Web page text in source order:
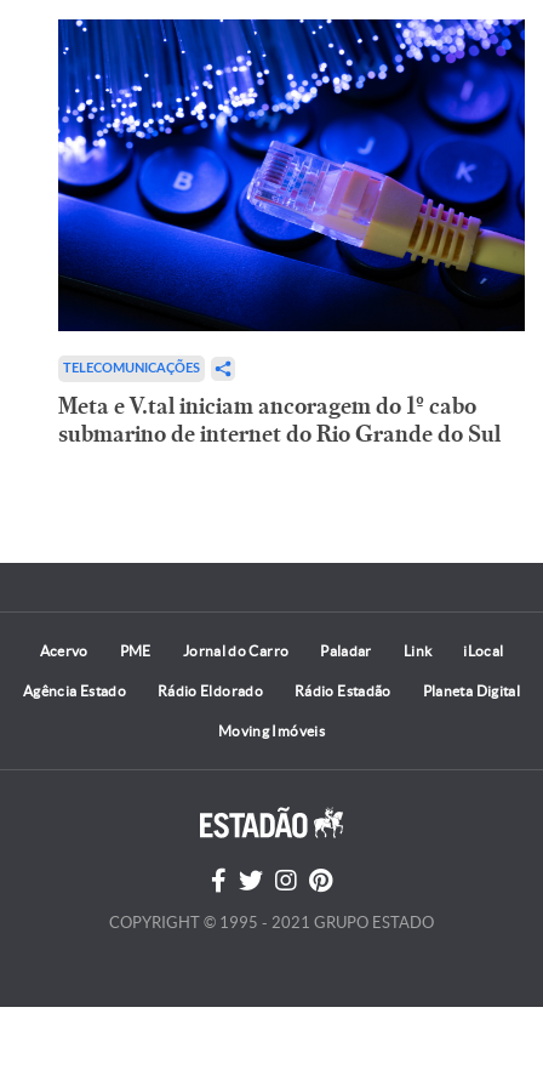
TELECOMUNICAÇÕES
Meta e V.tal iniciam ancoragem do 1º cabo
submarino de internet do Rio Grande do Sul
Acervo PME Jornal do Carro Paladar Link iLocal
Agência Estado Rádio Eldorado Rádio Estadão Planeta Digital
Moving Imóveis
COPYRIGHT © 1995 - 2021 GRUPO ESTADO